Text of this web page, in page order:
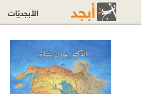
الأبجديّات